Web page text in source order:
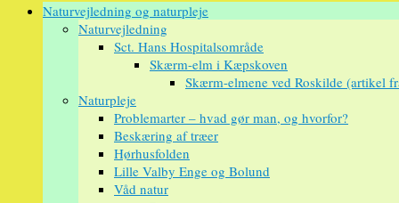
VidereNaturvejledning og naturpleje
Naturvejledning
Sct. Hans Hospitalsområde
Skærm-elm i Kæpskoven
Skærm-elmene ved Roskilde (artikel
Naturpleje
Problemarter – hvad gør man, og hvorfor?
Beskæring af træer
Hørhusfolden
Lille Valby Enge og Bolund
Våd natur